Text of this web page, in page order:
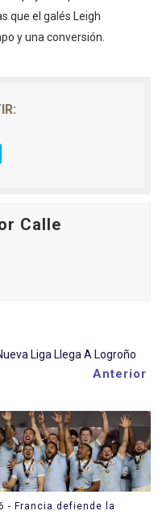
que el galés Leigh
y una conversión.
Calle
Liga Llega A Logroño
Anterior
- Francia defiende la